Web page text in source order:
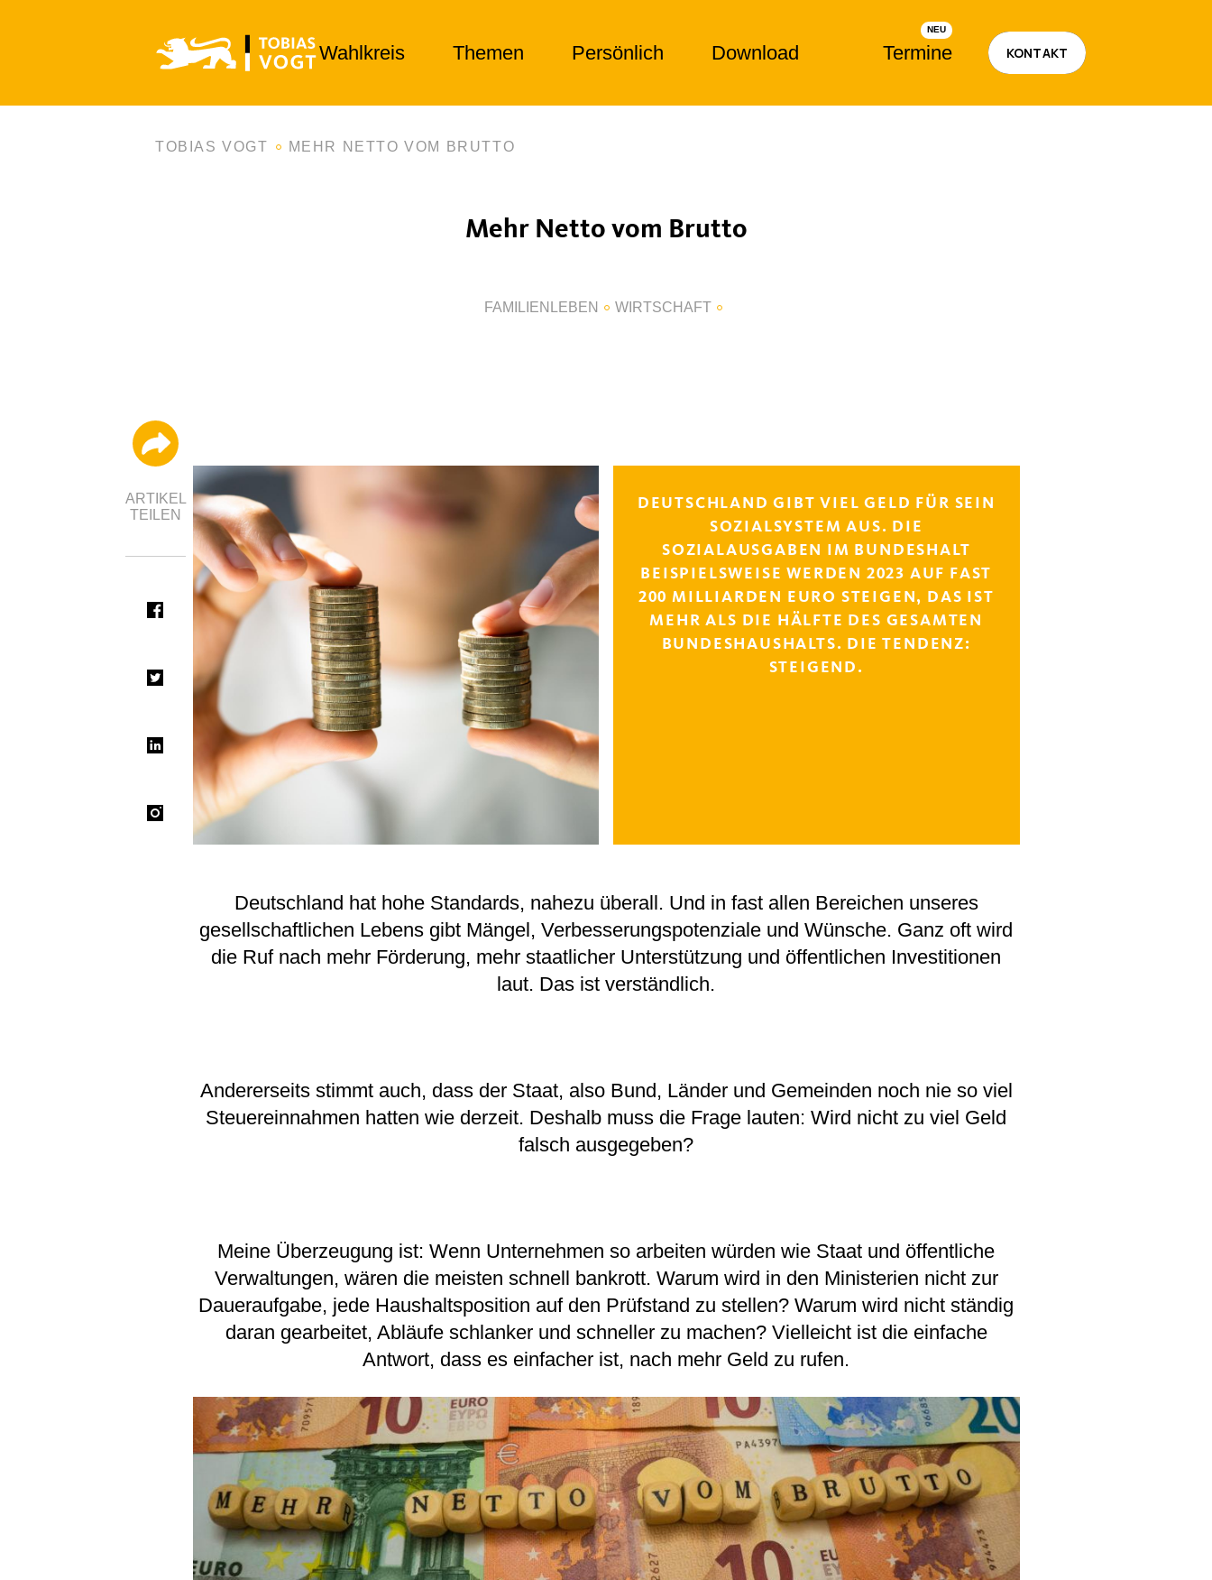
Wahlkreis Themen Persönlich Download Termine KONTAKT
TOBIAS VOGT MEHR NETTO VOM BRUTTO
Mehr Netto vom Brutto
FAMILIENLEBEN WIRTSCHAFT
ARTIKEL
TEILEN
DEUTSCHLAND GIBT VIEL GELD FÜR SEIN
SOZIALSYSTEM AUS. DIE
SOZIALAUSGABEN IM BUNDESHALT
BEISPIELSWEISE WERDEN 2023 AUF FAST
200 MILLIARDEN EURO STEIGEN, DAS IST
MEHR ALS DIE HÄLFTE DES GESAMTEN
BUNDESHAUSHALTS. DIE TENDENZ:
STEIGEND.
Deutschland hat hohe Standards, nahezu überall. Und in fast allen Bereichen unseres
gesellschaftlichen Lebens gibt Mängel, Verbesserungspotenziale und Wünsche. Ganz oft wird
die Ruf nach mehr Förderung, mehr staatlicher Unterstützung und öffentlichen Investitionen
laut. Das ist verständlich.
Andererseits stimmt auch, dass der Staat, also Bund, Länder und Gemeinden noch nie so viel
Steuereinnahmen hatten wie derzeit. Deshalb muss die Frage lauten: Wird nicht zu viel Geld
falsch ausgegeben?
Meine Überzeugung ist: Wenn Unternehmen so arbeiten würden wie Staat und öffentliche
Verwaltungen, wären die meisten schnell bankrott. Warum wird in den Ministerien nicht zur
Daueraufgabe, jede Haushaltsposition auf den Prüfstand zu stellen? Warum wird nicht ständig
daran gearbeitet, Abläufe schlanker und schneller zu machen? Vielleicht ist die einfache
Antwort, dass es einfacher ist, nach mehr Geld zu rufen.